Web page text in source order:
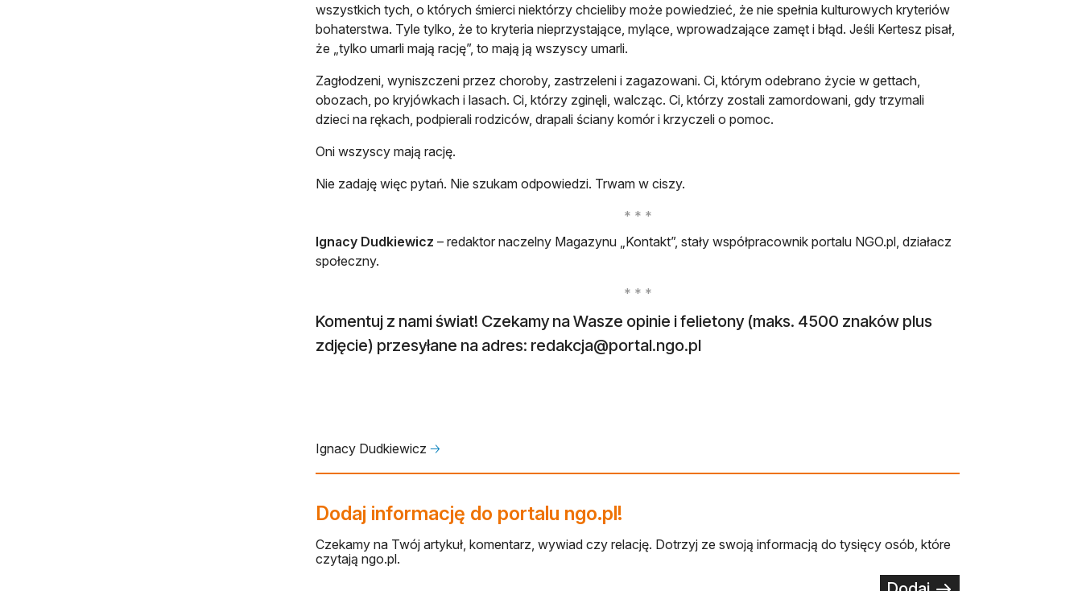
wszystkich tych, o których śmierci niektórzy chcieliby może powiedzieć, że nie spełnia kulturowych kryteriów
bohaterstwa. Tyle tylko, że to kryteria nieprzystające, mylące, wprowadzające zamęt i błąd. Jeśli Kertesz pisał,
że „tylko umarli mają rację”, to mają ją wszyscy umarli.
Zagłodzeni, wyniszczeni przez choroby, zastrzeleni i zagazowani. Ci, którym odebrano życie w gettach,
obozach, po kryjówkach i lasach. Ci, którzy zginęli, walcząc. Ci, którzy zostali zamordowani, gdy trzymali
dzieci na rękach, podpierali rodziców, drapali ściany komór i krzyczeli o pomoc.
Oni wszyscy mają rację.
Nie zadaję więc pytań. Nie szukam odpowiedzi. Trwam w ciszy.
Ignacy Dudkiewicz – redaktor naczelny Magazynu „Kontakt”, stały współpracownik portalu NGO.pl, działacz
społeczny.
Komentuj z nami świat! Czekamy na Wasze opinie i felietony (maks. 4500 znaków plus
zdjęcie) przesyłane na adres: redakcja@portal.ngo.pl
Ignacy Dudkiewicz 🡢
Dodaj informację do portalu ngo.pl!
Czekamy na Twój artykuł, komentarz, wywiad czy relację. Dotrzyj ze swoją informacją do tysięcy osób, które
czytają ngo.pl.